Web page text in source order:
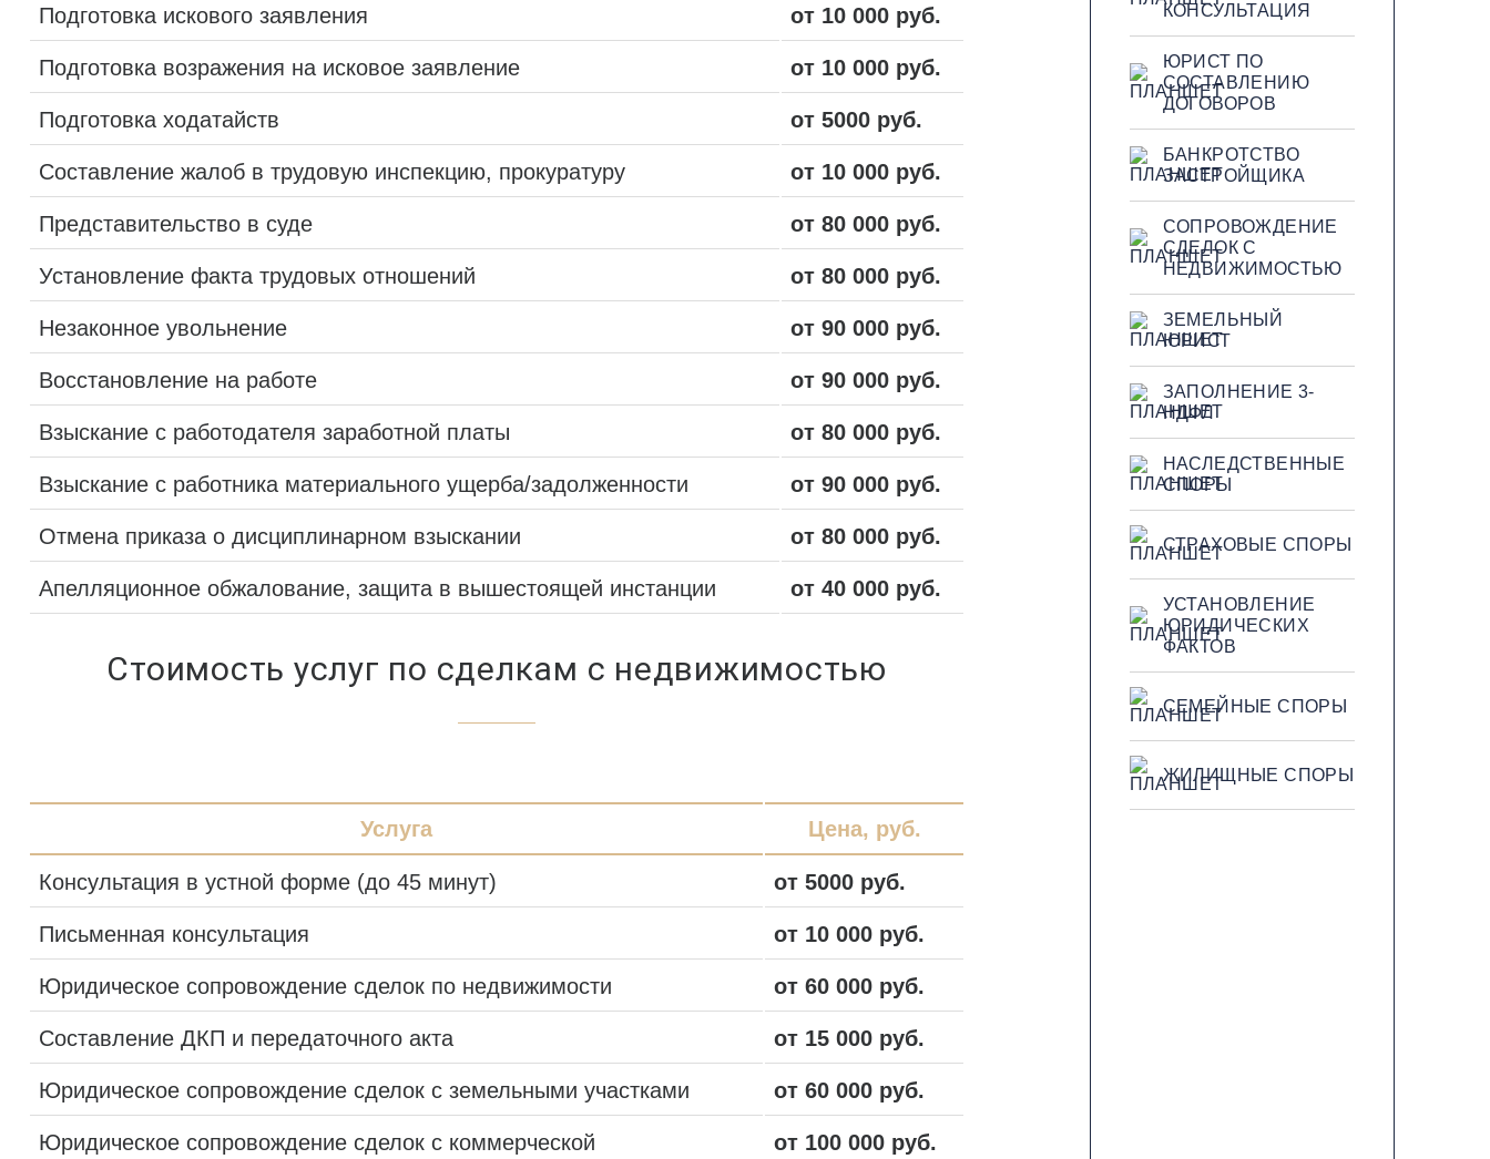
Подготовка искового заявления от 10 000 руб.
Подготовка возражения на исковое заявление от 10 000 руб.
Подготовка ходатайств от 5000 руб.
Составление жалоб в трудовую инспекцию, прокуратуру от 10 000 руб.
Представительство в суде от 80 000 руб.
Установление факта трудовых отношений от 80 000 руб.
Незаконное увольнение от 90 000 руб.
Восстановление на работе от 90 000 руб.
Взыскание с работодателя заработной платы от 80 000 руб.
Взыскание с работника материального ущерба/задолженности от 90 000 руб.
Отмена приказа о дисциплинарном взыскании от 80 000 руб.
Апелляционное обжалование, защита в вышестоящей инстанции от 40 000 руб.
Стоимость услуг по сделкам с недвижимостью
Услуга Цена, руб.
Консультация в устной форме (до 45 минут) от 5000 руб.
Письменная консультация от 10 000 руб.
Юридическое сопровождение сделок по недвижимости от 60 000 руб.
Составление ДКП и передаточного акта от 15 000 руб.
Юридическое сопровождение сделок с земельными участками от 60 000 руб.
Юридическое сопровождение сделок с коммерческой от 100 000 руб.
КОНСУЛЬТАЦИЯ
ЮРИСТ ПО
СОСТАВЛЕНИЮ
ДОГОВОРОВ
БАНКРОТСТВО
ЗАСТРОЙЩИКА
СОПРОВОЖДЕНИЕ
СДЕЛОК С
НЕДВИЖИМОСТЬЮ
ЗЕМЕЛЬНЫЙ
ЮРИСТ
ЗАПОЛНЕНИЕ 3-
НДФЛ
НАСЛЕДСТВЕННЫЕ
СПОРЫ
СТРАХОВЫЕ СПОРЫ
УСТАНОВЛЕНИЕ
ЮРИДИЧЕСКИХ
ФАКТОВ
СЕМЕЙНЫЕ СПОРЫ
ЖИЛИЩНЫЕ СПОРЫ